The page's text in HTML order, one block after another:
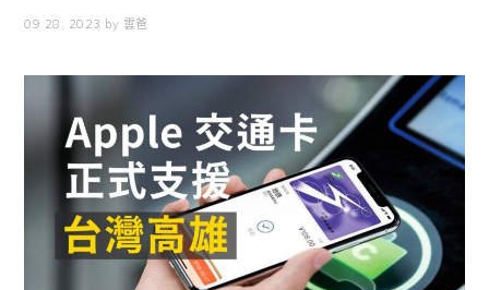
09 28, 2023 by 雲爸